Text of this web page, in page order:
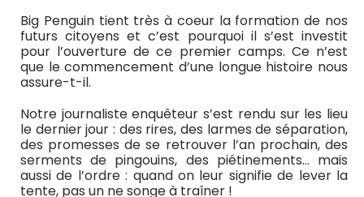
Big Penguin tient très à coeur la formation de nos
futurs citoyens et c’est pourquoi il s’est investit
pour l’ouverture de ce premier camps. Ce n’est
que le commencement d’une longue histoire nous
assure-t-il.
Notre journaliste enquêteur s’est rendu sur les lieu
le dernier jour : des rires, des larmes de séparation,
des promesses de se retrouver l’an prochain, des
serments de pingouins, des piétinements… mais
aussi de l’ordre : quand on leur signifie de lever la
tente, pas un ne songe à traîner !